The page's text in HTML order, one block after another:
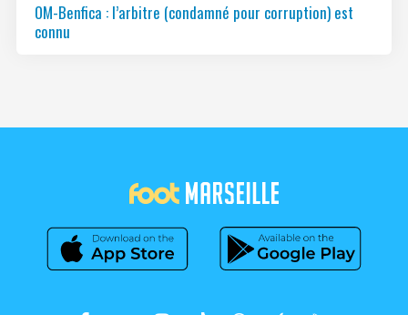
OM-Benfica : l’arbitre (condamné pour corruption) est
connu